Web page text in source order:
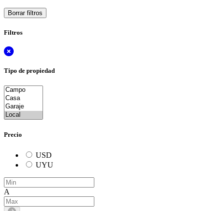
Borrar filtros
Filtros
Tipo de propiedad
Precio
USD
UYU
A